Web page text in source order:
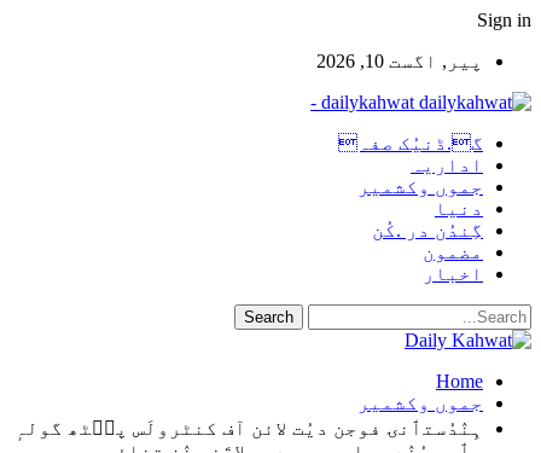
Sign in
پیر, اگست 10, 2026
dailykahwat -
گ.ڈنیُک صفہ
اداریہ
جموں وکشمیر
دنیا
گِندُن در .کُن
مضمون
اخبار
Home
جموں وکشمیر
ہِنٛدُستٲنۍ فوجن دیُت لائن آف کنٹرولَس پٮ۪ٹھ گولہٕ